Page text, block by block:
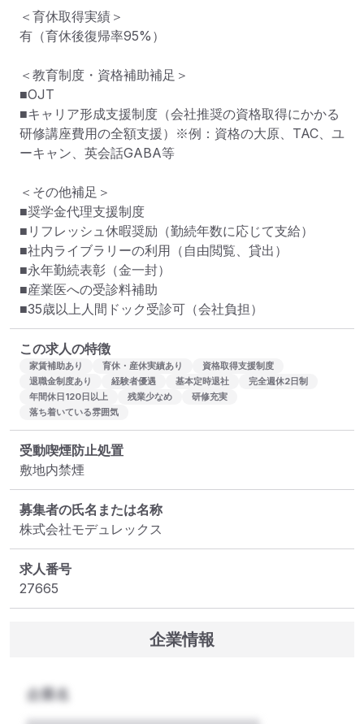
＜育休取得実績＞
有（育休後復帰率95%）
＜教育制度・資格補助補足＞
■OJT
■キャリア形成支援制度（会社推奨の資格取得にかかる
研修講座費用の全額支援）※例：資格の大原、TAC、ユ
ーキャン、英会話GABA等
＜その他補足＞
■奨学金代理支援制度
■リフレッシュ休暇奨励（勤続年数に応じて支給）
■社内ライブラリーの利用（自由閲覧、貸出）
■永年勤続表彰（金一封）
■産業医への受診料補助
■35歳以上人間ドック受診可（会社負担）
この求人の特徴
家賃補助あり 育休・産休実績あり
資格取得支援制度
退職金制度あり
経験者優遇 基本定時退社
完全週休2日制
年間休日120日以上
残業少なめ
研修充実
落ち着いている雰囲気
受動喫煙防止処置
敷地内禁煙
募集者の氏名または名称
株式会社モデュレックス
求人番号
27665
企業情報
企業名